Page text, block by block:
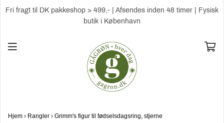
Fri fragt til DK pakkeshop > 499,- | Afsendes inden 48 timer | Fysisk
butik i København
Hjem › Rangler › Grimm's figur til fødselsdagsring, stjerne